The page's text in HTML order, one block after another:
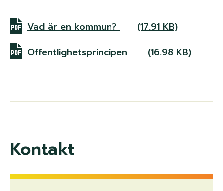
Vad är en kommun?
(17.91 KB)
Offentlighetsprincipen
(16.98 KB)
Kontakt